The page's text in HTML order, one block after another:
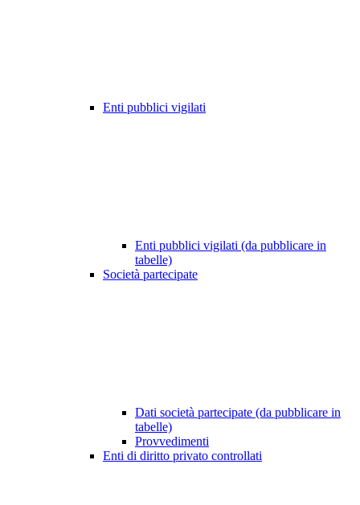
Enti pubblici vigilati
Enti pubblici vigilati (da pubblicare in
tabelle)
Società partecipate
Dati società partecipate (da pubblicare in
tabelle)
Provvedimenti
Enti di diritto privato controllati